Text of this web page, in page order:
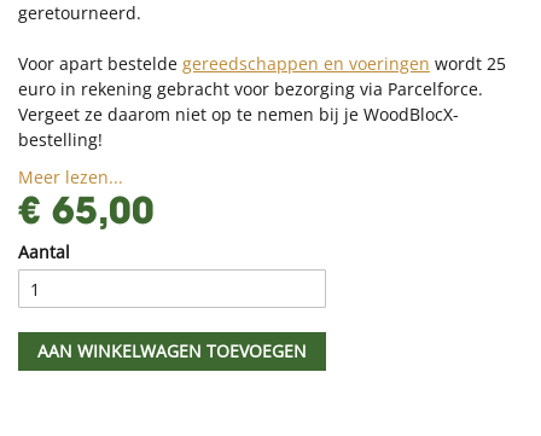
geretourneerd.
Voor apart bestelde gereedschappen en voeringen wordt 25
euro in rekening gebracht voor bezorging via Parcelforce.
Vergeet ze daarom niet op te nemen bij je WoodBlocX-
bestelling!
Meer lezen...
€ 65,00
Aantal
AAN WINKELWAGEN TOEVOEGEN